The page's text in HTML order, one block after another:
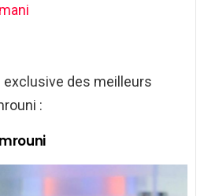
des meilleurs
: